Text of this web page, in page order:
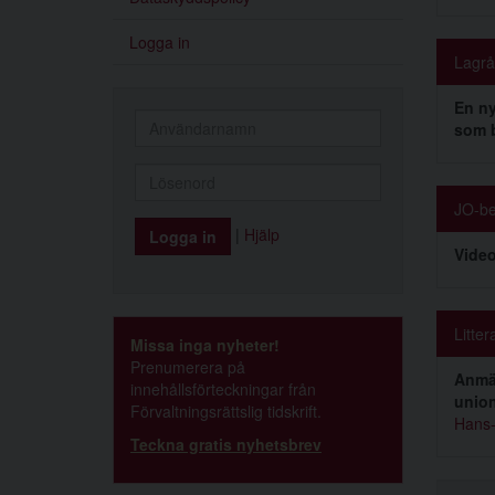
Logga in
Hjälp
Missa inga nyheter!
Prenumerera på
innehållsförteckningar från
Förvaltningsrättslig tidskrift.
Teckna gratis nyhetsbrev
En
som
JO-